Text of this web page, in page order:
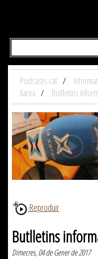
Podcasts.cat
Xarxa
Butlletins
Reproduir
Butlletins
Dimecres, 04 de Gener de 2017